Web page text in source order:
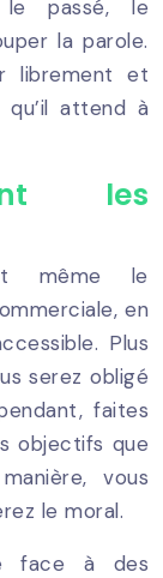
le passé, le
la parole.
librement et
attend à
les
même le
en
Plus
serez obligé
faites
objectifs que
vous
le moral.
face à des